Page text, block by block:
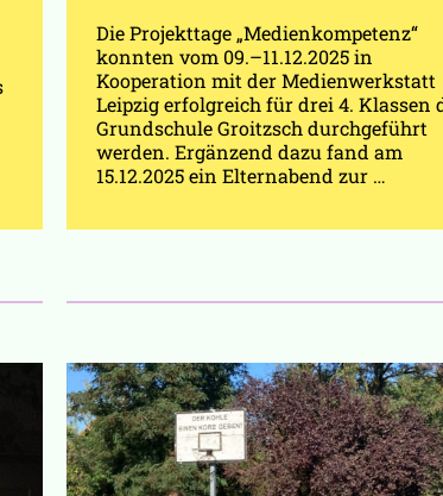
Die Projekttage „Medienkompetenz“
konnten vom 09.–11.12.2025 in
Kooperation mit der Medienwerkstatt
Leipzig erfolgreich für drei 4. Klassen
Grundschule Groitzsch durchgeführt
werden. Ergänzend dazu fand am
15.12.2025 ein Elternabend zur …